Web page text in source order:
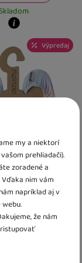
my a niektorí
prehliadači).
zoradené a
nim vám
napríklad aj v
že nám
11. 8.
Skladom
Osobný odber vo
8.
odber vo
8.
Výpredaj
topánky
Daphne
31,20€
LETO20